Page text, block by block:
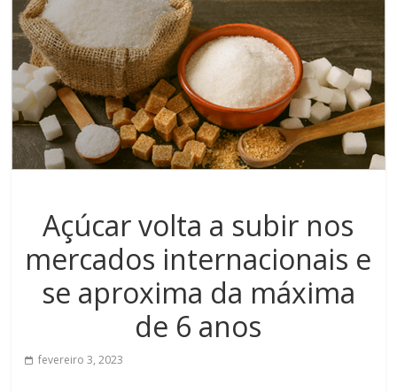
Açúcar volta a subir nos
mercados internacionais e
se aproxima da máxima
de 6 anos
fevereiro 3, 2023